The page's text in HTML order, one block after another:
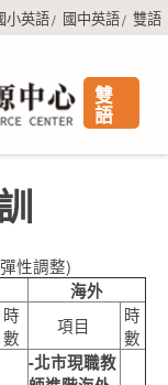
雙
語
小英語 國中英語 雙語
性調整)
海外
時
數
項目
時
數
-北市現職教